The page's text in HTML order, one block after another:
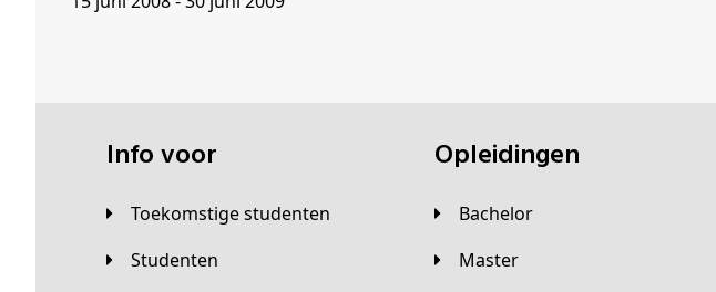
Info voor
Toekomstige studenten
Studenten
Opleidingen
Bachelor
Master